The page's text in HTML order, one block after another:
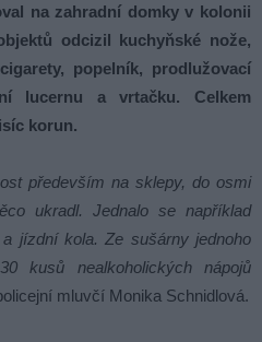
na zahradní domky v kolonii
odcizil kuchyňské nože,
popelník, prodlužovací
lucernu a vrtačku. Celkem
korun.
především na sklepy, do osmi
ukradl. Jednalo se například
jízdní kola. Ze sušárny jednoho
kusů nealkoholických nápojů
mluvčí Monika Schnidlová.